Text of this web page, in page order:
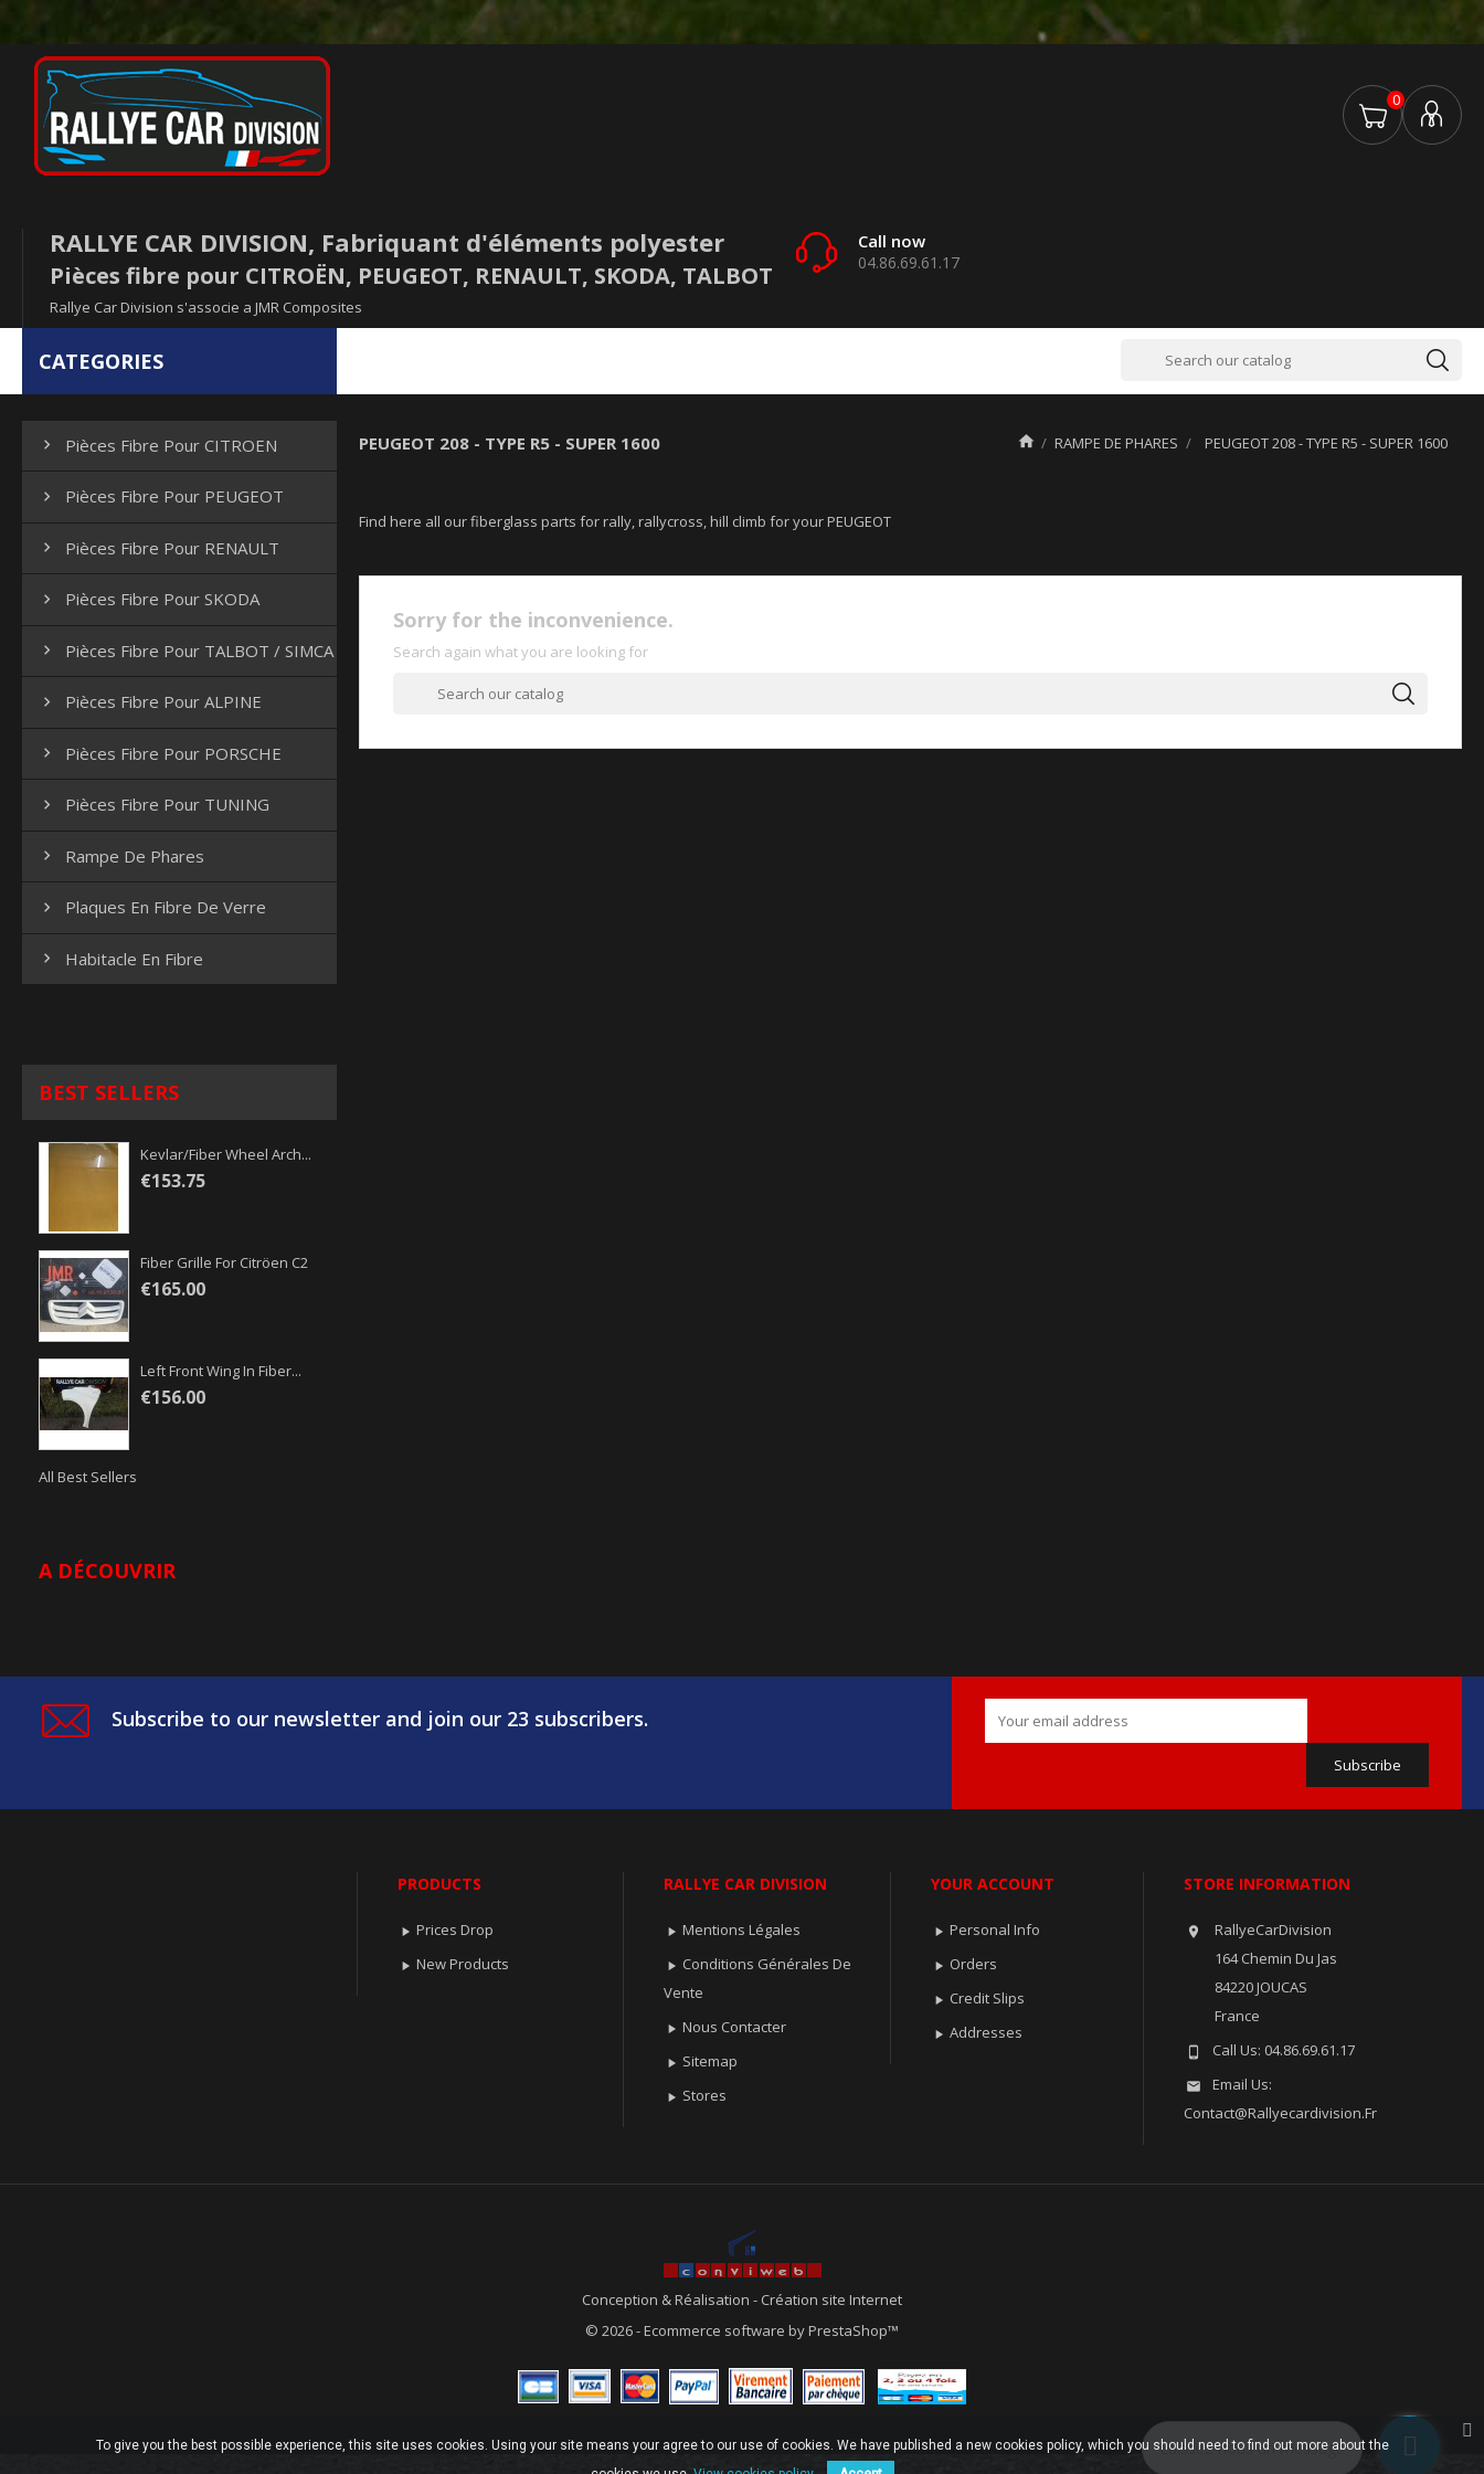
Laissez-nous un message
RALLYE CAR DIVISION, Fabriquant d'éléments polyester
Pièces fibre pour CITROËN, PEUGEOT, RENAULT, SKODA, TALBOT
Rallye Car Division s'associe a JMR Composites
Call now
04.86.69.61.17
0
CATEGORIES
 Pièces Fibre Pour CITROEN
 Pièces Fibre Pour PEUGEOT
 Pièces Fibre Pour RENAULT
 Pièces Fibre Pour SKODA
 Pièces Fibre Pour TALBOT / SIMCA
 Pièces Fibre Pour ALPINE
 Pièces Fibre Pour PORSCHE
 Pièces Fibre Pour TUNING
 Rampe De Phares
 Plaques En Fibre De Verre
 Habitacle En Fibre
BEST SELLERS
Kevlar/fiber Wheel Arch...
€153.75
Fiber Grille For Citröen C2
€165.00
Left Front Wing In Fiber...
€156.00
All Best Sellers
A DÉCOUVRIR
 RAMPE DE PHARES PEUGEOT 208 - TYPE R5 - SUPER 1600
PEUGEOT 208 - TYPE R5 - SUPER 1600
Find here all our fiberglass parts for rally, rallycross, hill climb for your PEUGEOT
Sorry for the inconvenience.
Search again what you are looking for
Subscribe to our newsletter and join our 23 subscribers.
PRODUCTS
 Prices Drop
 New Products
RALLYE CAR DIVISION
 Mentions Légales
 Conditions Générales De
Vente
 Nous Contacter
 Sitemap
 Stores
YOUR ACCOUNT
 Personal Info
 Orders
 Credit Slips
 Addresses
STORE INFORMATION

RallyeCarDivision
164 Chemin Du Jas
84220 JOUCAS
France
 Call Us: 04.86.69.61.17

Email Us:
Contact@rallyecardivision.fr
Conception & Réalisation - Création site Internet
© 2026 - Ecommerce software by PrestaShop™
To give you the best possible experience, this site uses cookies. Using your site means your agree to our use of cookies. We have published a new cookies policy, which you should need to find out more about the